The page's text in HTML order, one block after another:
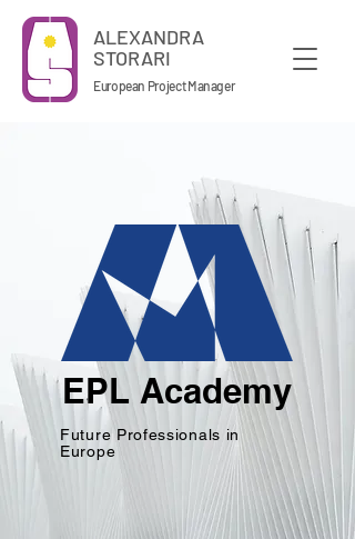
ALEXANDRA
STORARI
European Project Manager
EPL Academy
Future Professionals in
Europe